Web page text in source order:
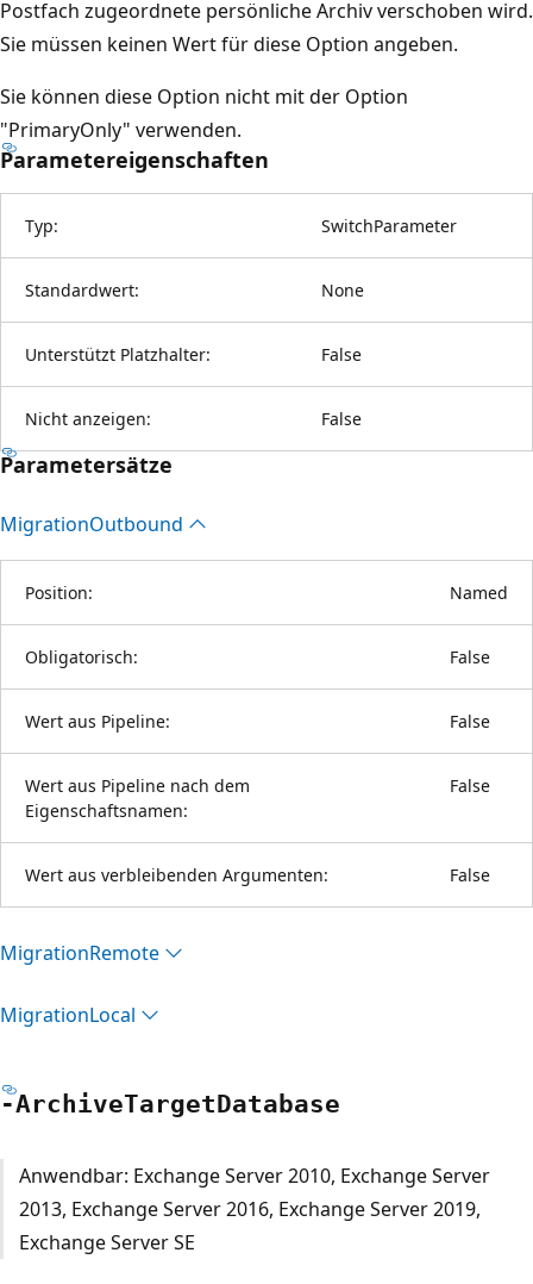
Postfach zugeordnete persönliche Archiv verschoben wird.
Sie müssen keinen Wert für diese Option angeben.
Sie können diese Option nicht mit der Option
"PrimaryOnly" verwenden.
Parametereigenschaften
Typ: SwitchParameter
Standardwert: None
Unterstützt Platzhalter: False
Nicht anzeigen: False
Parametersätze
MigrationOutbound
Position: Named
Obligatorisch: False
Wert aus Pipeline: False
Wert aus Pipeline nach dem
Eigenschaftsnamen:
False
Wert aus verbleibenden Argumenten: False
MigrationRemote
MigrationLocal
-ArchiveTargetDatabase
Anwendbar: Exchange Server 2010, Exchange Server
2013, Exchange Server 2016, Exchange Server 2019,
Exchange Server SE